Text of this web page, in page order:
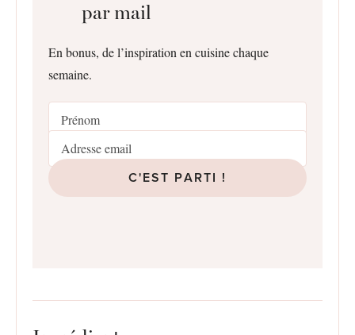
par mail
En bonus, de l’inspiration en cuisine chaque
semaine.
C'EST PARTI !